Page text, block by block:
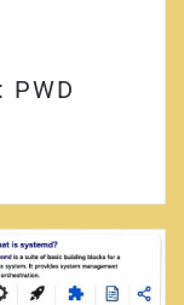
PWD